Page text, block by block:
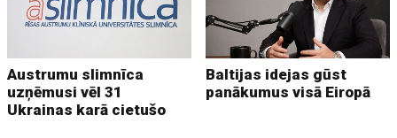
Austrumu slimnīca
uzņēmusi vēl 31
Ukrainas karā cietušo
Baltijas idejas gūst
panākumus visā Eiropā